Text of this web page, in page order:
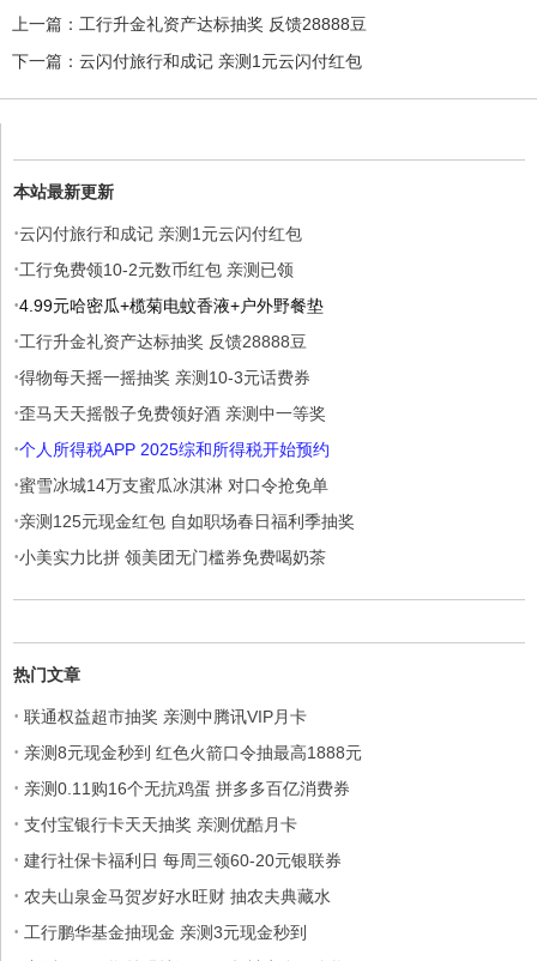
上一篇： 工行升金礼资产达标抽奖 反馈28888豆
下一篇： 云闪付旅行和成记 亲测1元云闪付红包
本站最新更新
·云闪付旅行和成记 亲测1元云闪付红包
·工行免费领10-2元数币红包 亲测已领
·4.99元哈密瓜+榄菊电蚊香液+户外野餐垫
·工行升金礼资产达标抽奖 反馈28888豆
·得物每天摇一摇抽奖 亲测10-3元话费券
·歪马天天摇骰子免费领好酒 亲测中一等奖
·个人所得税APP 2025综和所得税开始预约
·蜜雪冰城14万支蜜瓜冰淇淋 对口令抢免单
·亲测125元现金红包 自如职场春日福利季抽奖
·小美实力比拼 领美团无门槛券免费喝奶茶
热门文章
· 联通权益超市抽奖 亲测中腾讯VIP月卡
· 亲测8元现金秒到 红色火箭口令抽最高1888元
· 亲测0.11购16个无抗鸡蛋 拼多多百亿消费券
· 支付宝银行卡天天抽奖 亲测优酷月卡
· 建行社保卡福利日 每周三领60-20元银联券
· 农夫山泉金马贺岁好水旺财 抽农夫典藏水
· 工行鹏华基金抽现金 亲测3元现金秒到